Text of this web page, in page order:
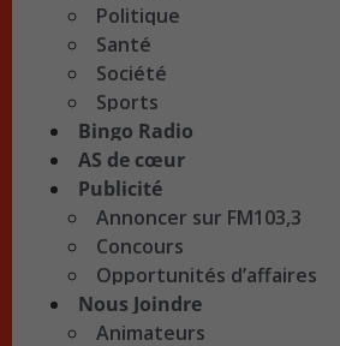
Politique
Santé
Société
Sports
Bingo Radio
AS de cœur
Publicité
Annoncer sur FM103,3
Concours
Opportunités d’affaires
Nous Joindre
Animateurs